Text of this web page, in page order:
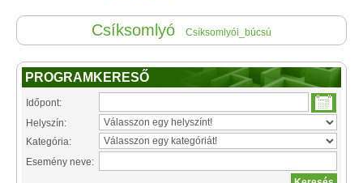
Csíksomlyó Csíksomlyói_búcsú
PROGRAMKERESŐ
Időpont:
Helyszín:
Kategória:
Esemény neve: